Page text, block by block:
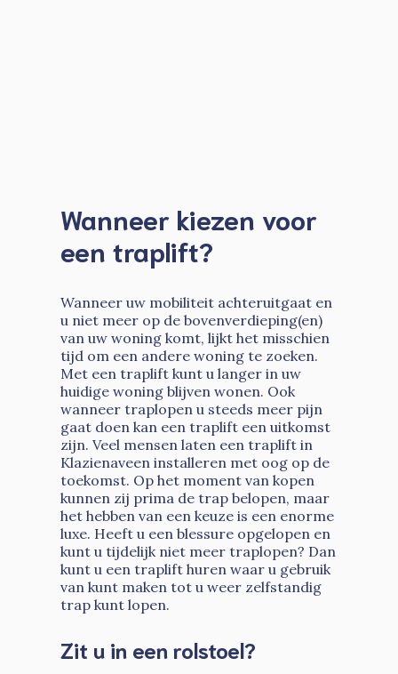
Wanneer kiezen voor
een traplift?
Wanneer uw mobiliteit achteruitgaat en
u niet meer op de bovenverdieping(en)
van uw woning komt, lijkt het misschien
tijd om een andere woning te zoeken.
Met een traplift kunt u langer in uw
huidige woning blijven wonen. Ook
wanneer traplopen u steeds meer pijn
gaat doen kan een traplift een uitkomst
zijn. Veel mensen laten een traplift in
Klazienaveen installeren met oog op de
toekomst. Op het moment van kopen
kunnen zij prima de trap belopen, maar
het hebben van een keuze is een enorme
luxe. Heeft u een blessure opgelopen en
kunt u tijdelijk niet meer traplopen? Dan
kunt u een traplift huren waar u gebruik
van kunt maken tot u weer zelfstandig
trap kunt lopen.
Zit u in een rolstoel?